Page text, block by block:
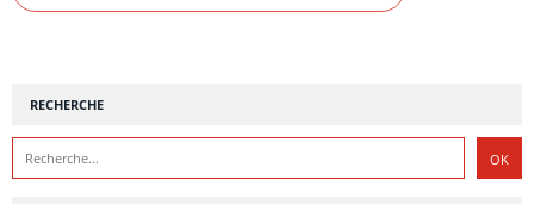
RECHERCHE